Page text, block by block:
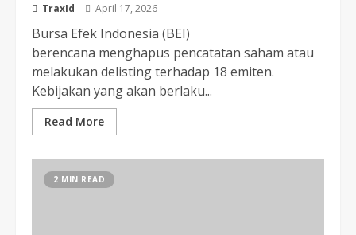
TraxId April 17, 2026
Bursa Efek Indonesia (BEI)
berencana menghapus pencatatan saham atau
melakukan delisting terhadap 18 emiten.
Kebijakan yang akan berlaku...
Read More
2 MIN READ